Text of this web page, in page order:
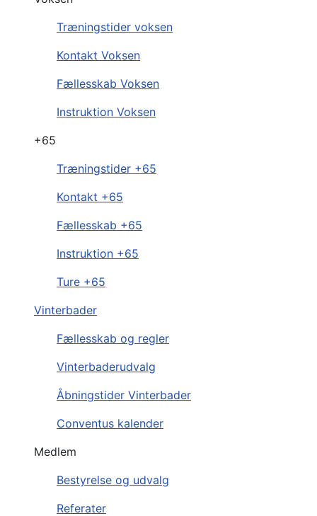
Træningstider voksen
Kontakt Voksen
Fællesskab Voksen
Instruktion Voksen
+65
Træningstider +65
Kontakt +65
Fællesskab +65
Instruktion +65
Ture +65
Vinterbader
Fællesskab og regler
Vinterbaderudvalg
Åbningstider Vinterbader
Conventus kalender
Medlem
Bestyrelse og udvalg
Referater